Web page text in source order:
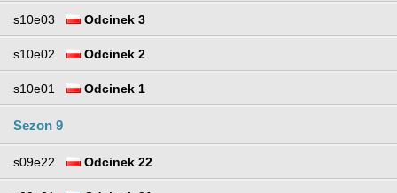
s10e03 Odcinek 3
s10e02 Odcinek 2
s10e01 Odcinek 1
Sezon 9
s09e22 Odcinek 22